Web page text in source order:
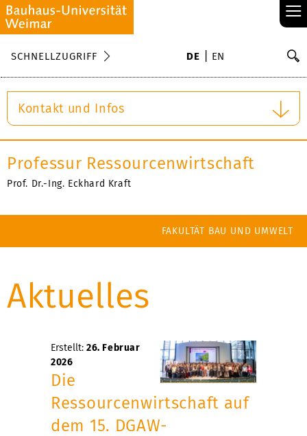
≡
SCHNELLZUGRIFF DE EN
Kontakt und Infos
Professur Ressourcenwirtschaft
Prof. Dr.-Ing. Eckhard Kraft
FAKULTÄT BAU UND UMWELT
Aktuelles
Erstellt: 26. Februar
2026
Die
Ressourcenwirtschaft auf
dem 15. DGAW-